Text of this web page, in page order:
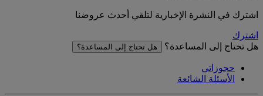
اشترك في النشرة الإخبارية لتلقي أحدث عروضنا
اشترك
هل تحتاج إلى المساعدة؟
هل تحتاج إلى المساعدة؟
حجوزاتي
الأسئلة الشائعة